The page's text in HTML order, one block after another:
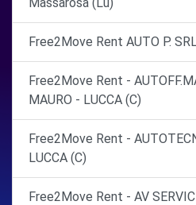
Free2Move Rent AUTO P.
Free2Move Rent -
MAURO - LUCCA (C)
Free2Move Rent -
LUCCA (C)
Free2Move Rent - AV